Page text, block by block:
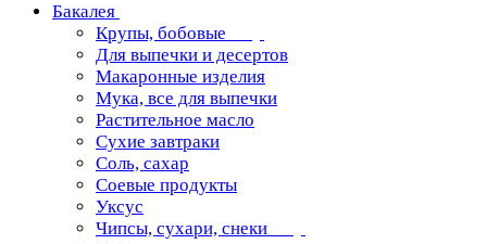
Бакалея
Крупы, бобовые
Для выпечки и десертов
Макаронные изделия
Мука, все для выпечки
Растительное масло
Сухие завтраки
Соль, сахар
Соевые продукты
Уксус
Чипсы, сухари, снеки